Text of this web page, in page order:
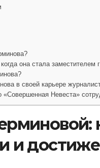
она стала заместителем
в своей карьере
Невеста»
и